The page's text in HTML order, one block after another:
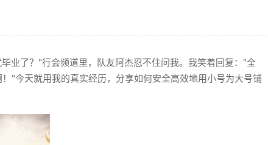
业了？"行会频道里，队友阿杰忍不住问我。我笑着回复："全
！"今天就用我的真实经历，分享如何安全高效地用小号为大号铺